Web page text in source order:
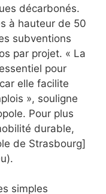
décarbonés.
à hauteur de 50
subventions
par projet. « La
pour
elle facilite
», souligne
Pour plus
durable,
de Strasbourg]
simples